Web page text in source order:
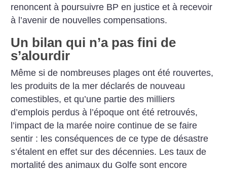
renoncent à poursuivre BP en justice et à recevoir
à l’avenir de nouvelles compensations.
Un bilan qui n’a pas fini de
s’alourdir
Même si de nombreuses plages ont été rouvertes,
les produits de la mer déclarés de nouveau
comestibles, et qu’une partie des milliers
d’emplois perdus à l’époque ont été retrouvés,
l’impact de la marée noire continue de se faire
sentir : les conséquences de ce type de désastre
s’étalent en effet sur des décennies. Les taux de
mortalité des animaux du Golfe sont encore